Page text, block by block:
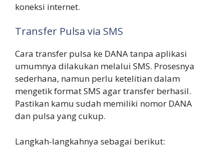
koneksi internet.
Transfer Pulsa via SMS
Cara transfer pulsa ke DANA tanpa aplikasi
umumnya dilakukan melalui SMS. Prosesnya
sederhana, namun perlu ketelitian dalam
mengetik format SMS agar transfer berhasil.
Pastikan kamu sudah memiliki nomor DANA
dan pulsa yang cukup.
Langkah-langkahnya sebagai berikut: